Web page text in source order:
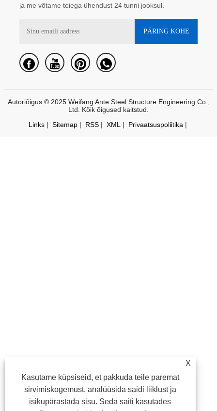
ja me võtame teiega ühendust 24 tunni jooksul.
Autoriõigus © 2025 Weifang Ante Steel Structure Engineering Co.,
Ltd. Kõik õigused kaitstud.
Links| Sitemap| RSS| XML| Privaatsuspoliitika|
X
Kasutame küpsiseid, et pakkuda teile paremat
sirvimiskogemust, analüüsida saidi liiklust ja
isikupärastada sisu. Seda saiti kasutades